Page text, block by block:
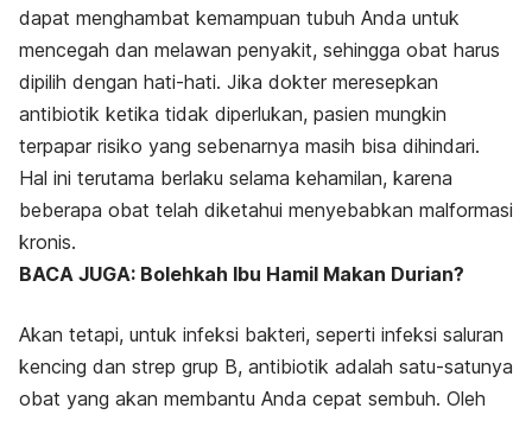
dapat menghambat kemampuan tubuh Anda untuk
mencegah dan melawan penyakit, sehingga obat harus
dipilih dengan hati-hati. Jika dokter meresepkan
antibiotik ketika tidak diperlukan, pasien mungkin
terpapar risiko yang sebenarnya masih bisa dihindari.
Hal ini terutama berlaku selama kehamilan, karena
beberapa obat telah diketahui menyebabkan malformasi
kronis.
BACA JUGA: Bolehkah Ibu Hamil Makan Durian?
Akan tetapi, untuk infeksi bakteri, seperti infeksi saluran
kencing dan strep grup B, antibiotik adalah satu-satunya
obat yang akan membantu Anda cepat sembuh. Oleh